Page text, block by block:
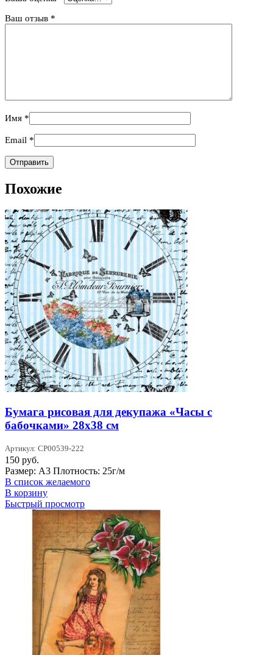
Ваш отзыв *
Имя *
Email *
Похожие
Бумага рисовая для декупажа «Часы с
бабочками» 28х38 см
Артикул: CP00539-222
150 руб.
Размер: А3 Плотность: 25г/м
В список желаемого
В корзину
Быстрый просмотр